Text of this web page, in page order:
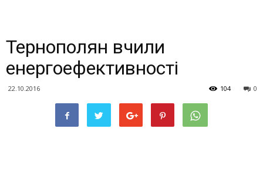
Тернополян вчили
енергоефективності
22.10.2016 0
104